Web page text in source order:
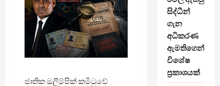
ජාතික ඔලිම්පික් කමිටුවේ
සිද්ධීන්
ගැන
අධිකරණ
ඇමතිගෙන්
විශේෂ
ප්‍රකාශයක්